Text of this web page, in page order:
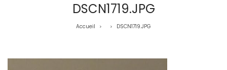
DSCN1719.JPG
Accueil > > DSCN1719.JPG